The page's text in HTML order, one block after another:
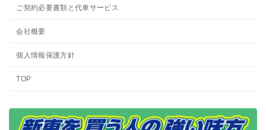
ご契約必要書類と代車サービス
会社概要
個人情報保護方針
TOP